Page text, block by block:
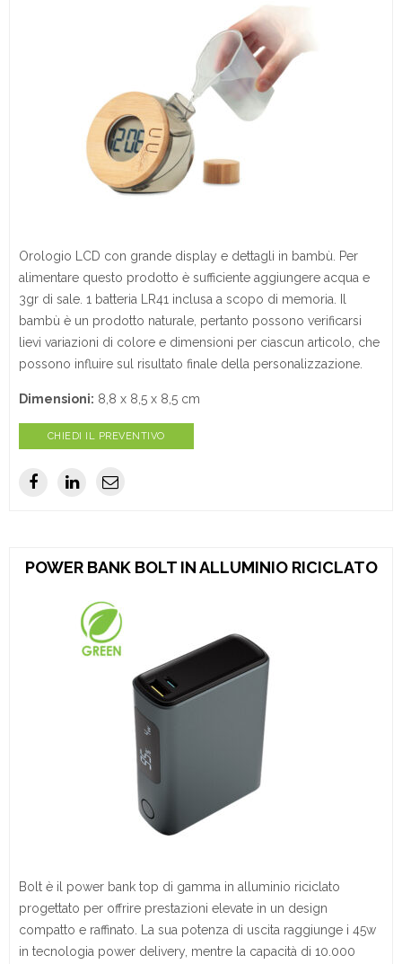
Orologio LCD con grande display e dettagli in bambù. Per
alimentare questo prodotto è sufficiente aggiungere acqua e
3gr di sale. 1 batteria LR41 inclusa a scopo di memoria. Il
bambù è un prodotto naturale, pertanto possono verificarsi
lievi variazioni di colore e dimensioni per ciascun articolo, che
possono influire sul risultato finale della personalizzazione.
Dimensioni: 8,8 x 8,5 x 8,5 cm
CHIEDI IL PREVENTIVO
POWER BANK BOLT IN ALLUMINIO RICICLATO
Bolt è il power bank top di gamma in alluminio riciclato
progettato per offrire prestazioni elevate in un design
compatto e raffinato. La sua potenza di uscita raggiunge i 45w
in tecnologia power delivery, mentre la capacità di 10.000